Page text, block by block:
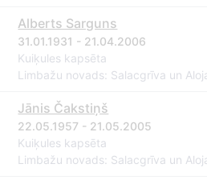
Alberts Sarguns
31.01.1931 - 21.04.2006
Kuiķules kapsēta
Limbažu novads: Salacgrīva un
Jānis Čakstiņš
22.05.1957 - 21.05.2005
Kuiķules kapsēta
Limbažu novads: Salacgrīva un